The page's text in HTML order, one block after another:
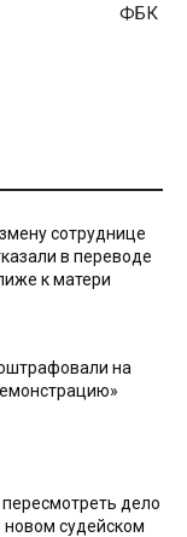
ФБК
сотруднице
в переводе
к матери
на
дело
судейском